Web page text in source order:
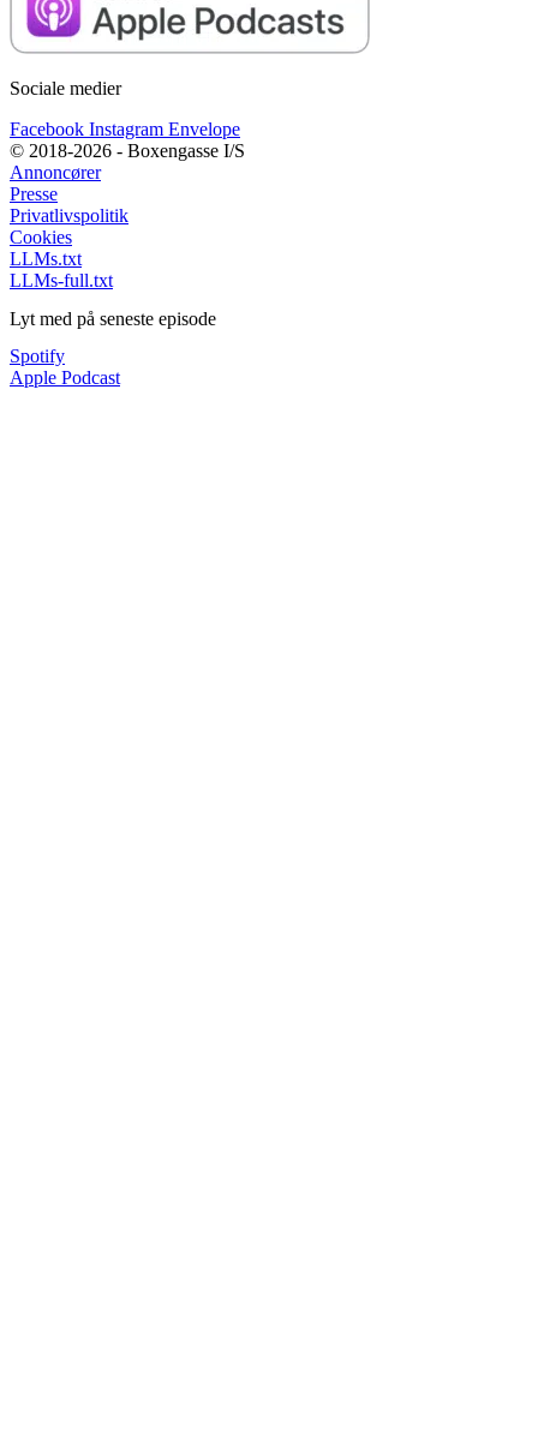
Sociale medier
Facebook Instagram Envelope
© 2018-2026 - Boxengasse I/S
Annoncører
Presse
Privatlivspolitik
Cookies
LLMs.txt
LLMs-full.txt
Lyt med på seneste episode
Spotify
Apple Podcast